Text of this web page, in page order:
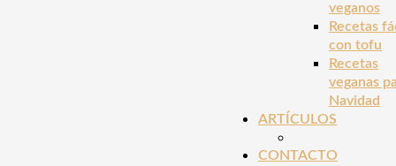
veganos
Recetas
con tofu
Recetas
veganas
Navidad
ARTÍCULOS
CONTACTO